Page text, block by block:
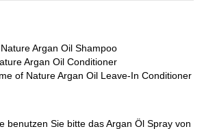
Argan Oil Shampoo
Argan Oil Conditioner
of Nature Argan Oil Leave-In Conditioner
benutzen Sie bitte das Argan Öl Spray von